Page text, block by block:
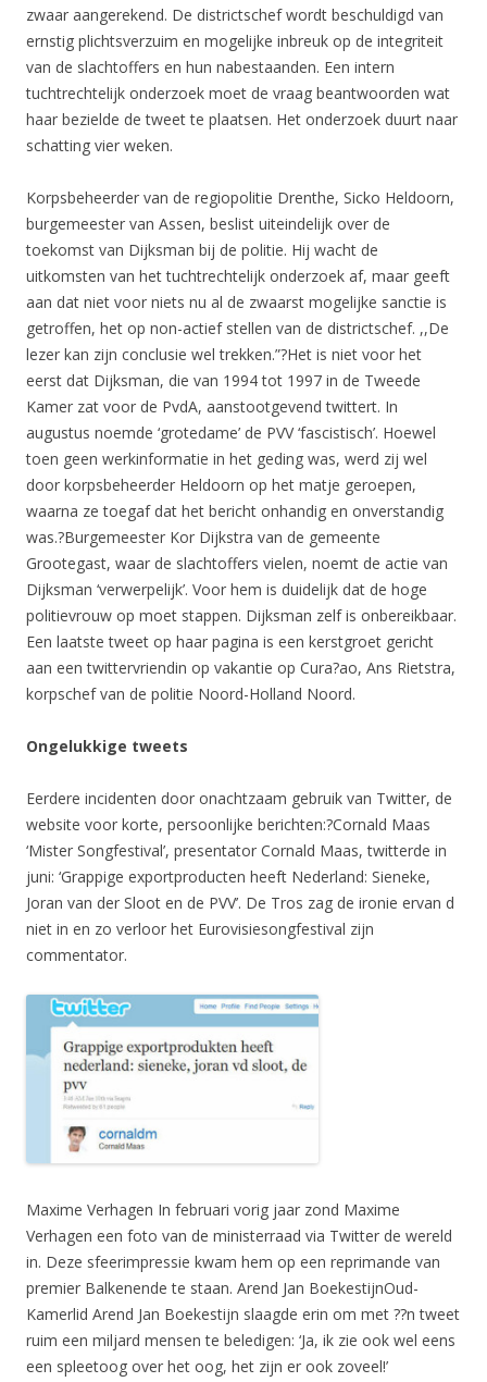
zwaar aangerekend. De districtschef wordt beschuldigd van
ernstig plichtsverzuim en mogelijke inbreuk op de integriteit
van de slachtoffers en hun nabestaanden. Een intern
tuchtrechtelijk onderzoek moet de vraag beantwoorden wat
haar bezielde de tweet te plaatsen. Het onderzoek duurt naar
schatting vier weken.
Korpsbeheerder van de regiopolitie Drenthe, Sicko Heldoorn,
burgemeester van Assen, beslist uiteindelijk over de
toekomst van Dijksman bij de politie. Hij wacht de
uitkomsten van het tuchtrechtelijk onderzoek af, maar geeft
aan dat niet voor niets nu al de zwaarst mogelijke sanctie is
getroffen, het op non-actief stellen van de districtschef. ,,De
lezer kan zijn conclusie wel trekken.”?Het is niet voor het
eerst dat Dijksman, die van 1994 tot 1997 in de Tweede
Kamer zat voor de PvdA, aanstootgevend twittert. In
augustus noemde ‘grotedame’ de PVV ‘fascistisch’. Hoewel
toen geen werkinformatie in het geding was, werd zij wel
door korpsbeheerder Heldoorn op het matje geroepen,
waarna ze toegaf dat het bericht onhandig en onverstandig
was.?Burgemeester Kor Dijkstra van de gemeente
Grootegast, waar de slachtoffers vielen, noemt de actie van
Dijksman ‘verwerpelijk’. Voor hem is duidelijk dat de hoge
politievrouw op moet stappen. Dijksman zelf is onbereikbaar.
Een laatste tweet op haar pagina is een kerstgroet gericht
aan een twittervriendin op vakantie op Cura?ao, Ans Rietstra,
korpschef van de politie Noord-Holland Noord.
Ongelukkige tweets
Eerdere incidenten door onachtzaam gebruik van Twitter, de
website voor korte, persoonlijke berichten:?Cornald Maas
‘Mister Songfestival’, presentator Cornald Maas, twitterde in
juni: ‘Grappige exportproducten heeft Nederland: Sieneke,
Joran van der Sloot en de PVV’. De Tros zag de ironie ervan d
niet in en zo verloor het Eurovisiesongfestival zijn
commentator.
Maxime Verhagen In februari vorig jaar zond Maxime
Verhagen een foto van de ministerraad via Twitter de wereld
in. Deze sfeerimpressie kwam hem op een reprimande van
premier Balkenende te staan. Arend Jan BoekestijnOud-
Kamerlid Arend Jan Boekestijn slaagde erin om met ??n tweet
ruim een miljard mensen te beledigen: ‘Ja, ik zie ook wel eens
een spleetoog over het oog, het zijn er ook zoveel!’